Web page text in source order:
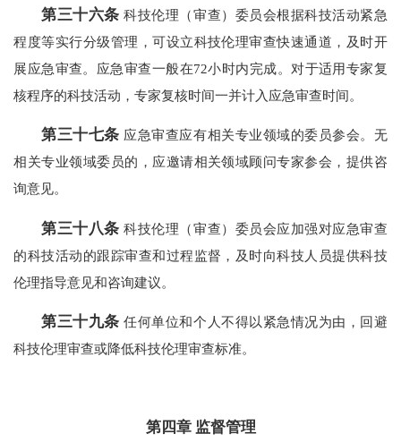
第三十六条 科技伦理（审查）委员会根据科技活动紧急
程度等实行分级管理，可设立科技伦理审查快速通道，及时开
展应急审查。应急审查一般在72小时内完成。对于适用专家复
核程序的科技活动，专家复核时间一并计入应急审查时间。
第三十七条 应急审查应有相关专业领域的委员参会。无
相关专业领域委员的，应邀请相关领域顾问专家参会，提供咨
询意见。
第三十八条 科技伦理（审查）委员会应加强对应急审查
的科技活动的跟踪审查和过程监督，及时向科技人员提供科技
伦理指导意见和咨询建议。
第三十九条 任何单位和个人不得以紧急情况为由，回避
科技伦理审查或降低科技伦理审查标准。
第四章 监督管理